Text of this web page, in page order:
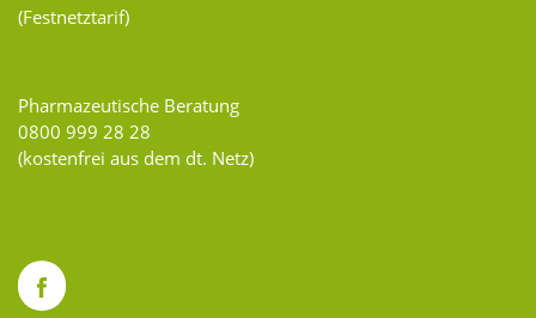
(Festnetztarif)
Pharmazeutische Beratung
0800 999 28 28
(kostenfrei aus dem dt. Netz)